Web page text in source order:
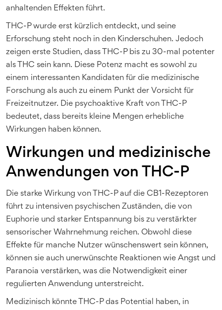
anhaltenden Effekten führt.
THC-P wurde erst kürzlich entdeckt, und seine
Erforschung steht noch in den Kinderschuhen. Jedoch
zeigen erste Studien, dass THC-P bis zu 30-mal potenter
als THC sein kann. Diese Potenz macht es sowohl zu
einem interessanten Kandidaten für die medizinische
Forschung als auch zu einem Punkt der Vorsicht für
Freizeitnutzer. Die psychoaktive Kraft von THC-P
bedeutet, dass bereits kleine Mengen erhebliche
Wirkungen haben können.
Wirkungen und medizinische
Anwendungen von THC-P
Die starke Wirkung von THC-P auf die CB1-Rezeptoren
führt zu intensiven psychischen Zuständen, die von
Euphorie und starker Entspannung bis zu verstärkter
sensorischer Wahrnehmung reichen. Obwohl diese
Effekte für manche Nutzer wünschenswert sein können,
können sie auch unerwünschte Reaktionen wie Angst und
Paranoia verstärken, was die Notwendigkeit einer
regulierten Anwendung unterstreicht.
Medizinisch könnte THC-P das Potential haben, in